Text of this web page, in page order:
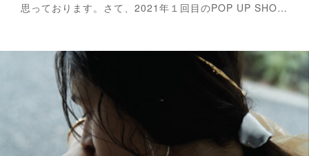
思っております。さて、2021年１回目のPOP UP SHO…